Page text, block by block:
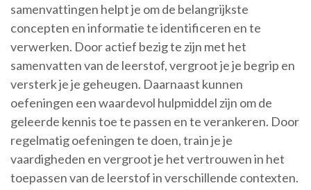
samenvattingen helpt je om de belangrijkste
concepten en informatie te identificeren en te
verwerken. Door actief bezig te zijn met het
samenvatten van de leerstof, vergroot je je begrip en
versterk je je geheugen. Daarnaast kunnen
oefeningen een waardevol hulpmiddel zijn om de
geleerde kennis toe te passen en te verankeren. Door
regelmatig oefeningen te doen, train je je
vaardigheden en vergroot je het vertrouwen in het
toepassen van de leerstof in verschillende contexten.